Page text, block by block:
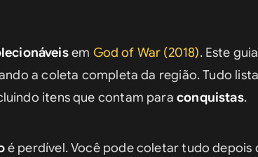
em God of War (2018). Este
a coleta completa da região. Tudo
itens que contam para conquistas.
é perdível. Você pode coletar tudo depois